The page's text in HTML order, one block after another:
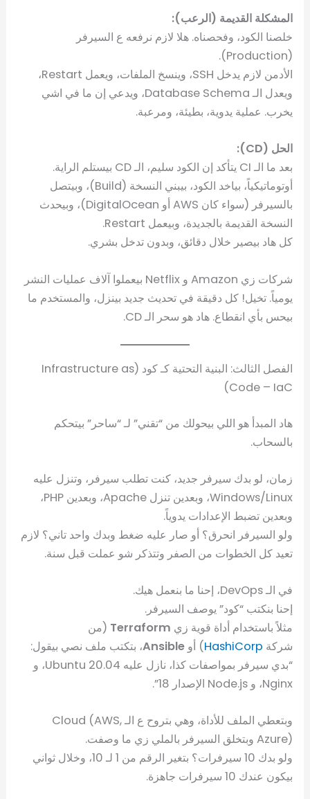
المشكلة القديمة (الرعب):
خلصنا الكود، وفحصناه. هلا لازم نرفعه ع السيرفر
(Production).
الأدمن لازم يدخل SSH، وينسخ الملفات، ويعمل Restart،
ويعدل الـ Database Schema، ويدعي إن ما في اشي
يخرب. عملية يدوية، بطيئة، ومرعبة.
الحل (CD):
بعد ما الـ CI يتأكد إن الكود سليم، الـ CD بيستلم الراية.
أوتوماتيكياً، بياخد الكود، بيبني النسخة (Build)، وبيتصل
بالسيرفر (سواء كان AWS أو DigitalOcean)، وبيحدث
النسخة القديمة بالجديدة، وبيعمل Restart.
كل هاد بيصير خلال دقائق، وبدون تدخل بشري.
شركات زي Amazon و Netflix بيعملوا آلاف عمليات النشر
يومياً. تخيل! كل دقيقة في تحديث جديد بينزل، والمستخدم ما
بيحس بأي انقطاع. هاد هو سحر الـ CD.
الفصل الثالث: البنية التحتية كـ كود (Infrastructure as
Code – IaC)
هاد المبدأ هو اللي بيحولك من “تقني” لـ “ساحر” بيتحكم
بالسحاب.
زمان، لو بدك سيرفر جديد، كنت تطلب سيرفر، وتنزل عليه
Windows/Linux، وبعدين تنزل Apache، وبعدين PHP،
وبعدين تضبط الإعدادات يدوياً.
ولو السيرفر انحرق؟ أو صار عليه ضغط وبدك واحد تاني؟ لازم
تعيد كل الخطوات من الصفر وتتذكر شو عملت قبل سنة.
في الـ DevOps، إحنا ما بنعمل هيك.
إحنا بنكتب “كود” يوصف السيرفر.
مثلاً باستخدام أداة قوية زي Terraform (من
شركة HashiCorp) أوAnsible، بتكتب ملف نصي بيقول:
“بدي سيرفر بمواصفات كذا، نازل عليه Ubuntu 20.04، و
Nginx، و Node.js الإصدار 18”.
وبتعطي الملف للأداة، وهي بتروح ع الـ Cloud (AWS,
Azure) وبتخلق السيرفر بالملي زي ما وصفت.
ولو بدك 10 سيرفرات؟ بتغير الرقم من 1 لـ 10، وخلال ثواني
بيكون عندك 10 سيرفرات جاهزة.